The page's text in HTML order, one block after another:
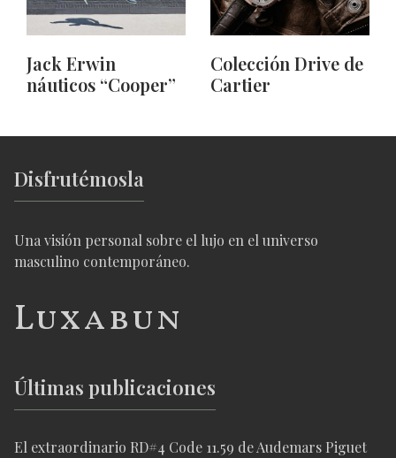
Jack Erwin
náuticos “Cooper”
Colección Drive de
Cartier
Disfrutémosla
Una visión personal sobre el lujo en el universo
masculino contemporáneo.
Luxabun
Últimas publicaciones
El extraordinario RD#4 Code 11.59 de Audemars Piguet